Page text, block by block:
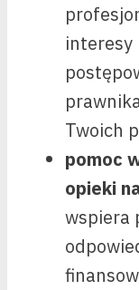
interesy
Twoich
pomoc
opieki
wspiera